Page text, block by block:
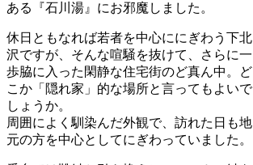
ある『石川湯』にお邪魔しました。
休日ともなれば若者を中心ににぎわう下北
沢ですが、そんな喧騒を抜けて、さらに一
歩脇に入った閑静な住宅街のど真ん中。ど
こか「隠れ家」的な場所と言ってもよいで
しょうか。
周囲によく馴染んだ外観で、訪れた日も地
元の方を中心としてにぎわっていました。